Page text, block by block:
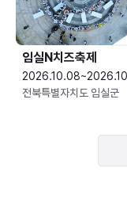
임실N치즈축제
전북특별자치도 임실군